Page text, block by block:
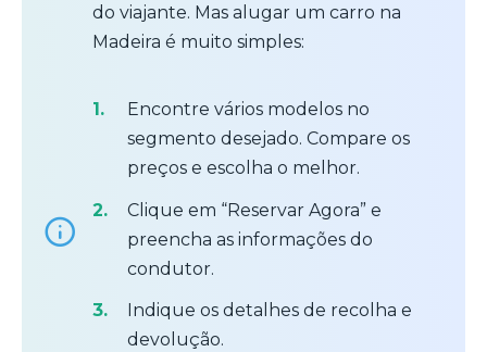
do viajante. Mas alugar um carro na
Madeira é muito simples:
Encontre vários modelos no
segmento desejado. Compare os
preços e escolha o melhor.
Clique em “Reservar Agora” e
preencha as informações do
condutor.
Indique os detalhes de recolha e
devolução.